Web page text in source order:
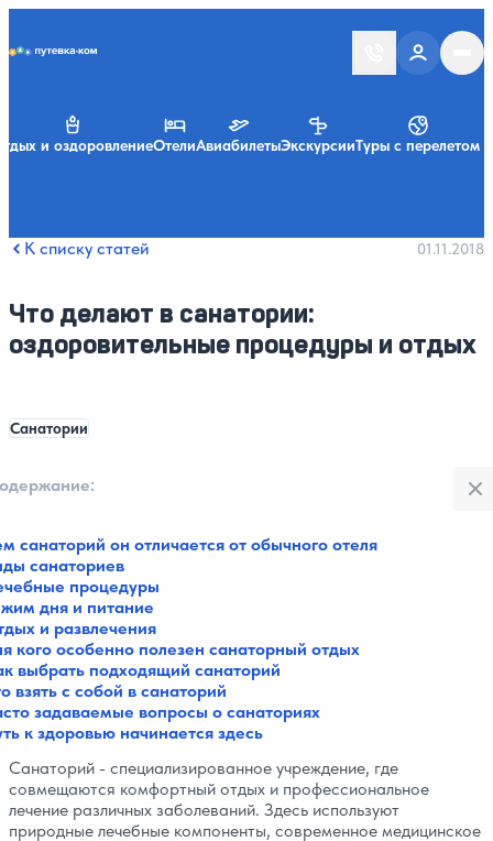
и оздоровлениеОтелиАвиабилетыЭкскурсииТуры с перелетом
Что делают в санатории:
оздоровительные процедуры и отдых
К списку статей 01.11.2018
Санатории
Все категории
Музеи
Галереи
Парки
Театры
Площади
Пляжи
Мосты
Горы
Разное
Зоопарки
Интересное в городах
Советы путешественнику
санаторий он отличается от обычного отеля
санаториев
процедуры
дня и питание
и развлечения
кого особенно полезен санаторный отдых
выбрать подходящий санаторий
взять с собой в санаторий
задаваемые вопросы о санаториях
к здоровью начинается здесь
Санаторий - специализированное учреждение, где
совмещаются комфортный отдых и профессиональное
лечение различных заболеваний. Здесь используют
природные лечебные компоненты, современное медицинское